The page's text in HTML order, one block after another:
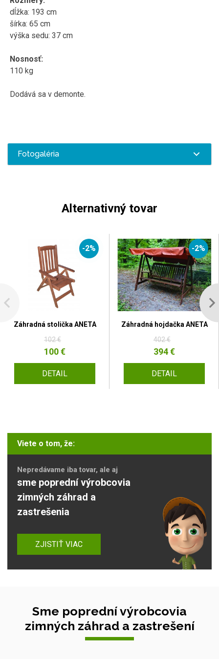
dĺžka: 193 cm
šírka: 65 cm
výška sedu: 37 cm
Nosnosť:
110 kg
Dodává sa v demonte.
Fotogaléria
Alternativný tovar
-2%
Záhradná stolička ANETA
102 €
100 €
DETAIL
-2%
Záhradná hojdačka ANETA
402 €
394 €
DETAIL
Viete o tom, že:
Nepredávame iba tovar, ale aj
sme poprední výrobcovia
zimných záhrad a
zastrešenia
ZJISTIŤ VIAC
Sme poprední výrobcovia
zimných záhrad a zastrešení